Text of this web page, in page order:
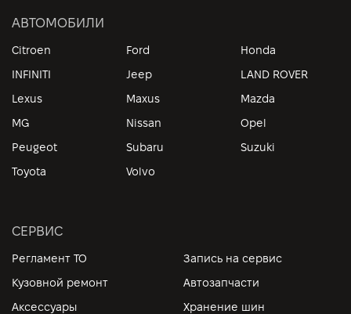
АВТОМОБИЛИ
Citroen Ford
Honda
INFINITI
Jeep
LAND ROVER
Lexus
Maxus
Mazda
MG
Nissan
Opel
Peugeot
Subaru
Suzuki
Toyota
Volvo
СЕРВИС
Регламент ТО
Запись на сервис
Кузовной ремонт
Автозапчасти
Аксессуары
Хранение шин